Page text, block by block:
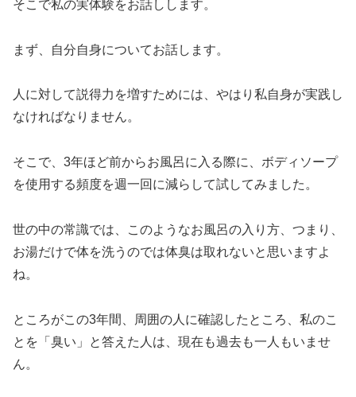
そこで私の実体験をお話しします。
まず、自分自身についてお話します。
人に対して説得力を増すためには、やはり私自身が実践し
なければなりません。
そこで、3年ほど前からお風呂に入る際に、ボディソープ
を使用する頻度を週一回に減らして試してみました。
世の中の常識では、このようなお風呂の入り方、つまり、
お湯だけで体を洗うのでは体臭は取れないと思いますよ
ね。
ところがこの3年間、周囲の人に確認したところ、私のこ
とを「臭い」と答えた人は、現在も過去も一人もいませ
ん。